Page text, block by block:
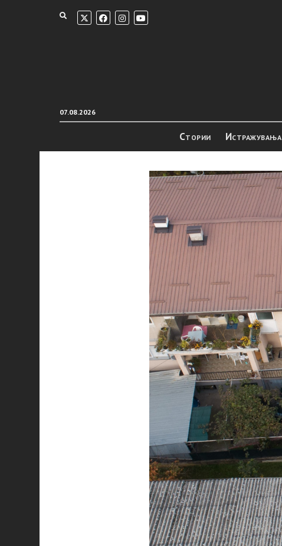
07.08.2026
Стории Истражувањa